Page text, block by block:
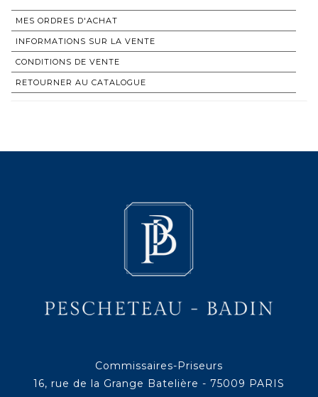
MES ORDRES D'ACHAT
INFORMATIONS SUR LA VENTE
CONDITIONS DE VENTE
RETOURNER AU CATALOGUE
Commissaires-Priseurs
16, rue de la Grange Batelière - 75009 PARIS